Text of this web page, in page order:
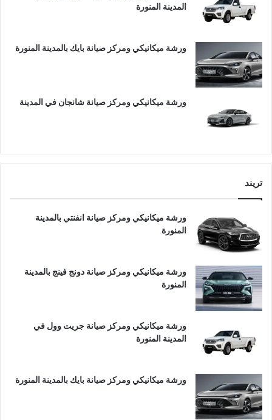
المدينة المنورة
ورشة ميكانيكي ومركز صيانة بايك بالمدينة المنورة
ورشة ميكانيكي ومركز صيانة شانجان في المدينة
تريند
ورشة ميكانيكي ومركز صيانة انفنتي بالمدينة
المنورة
ورشة ميكانيكي ومركز صيانة دونج فينج بالمدينة
المنورة
ورشة ميكانيكي ومركز صيانة جريت وول في
المدينة المنورة
ورشة ميكانيكي ومركز صيانة بايك بالمدينة المنورة